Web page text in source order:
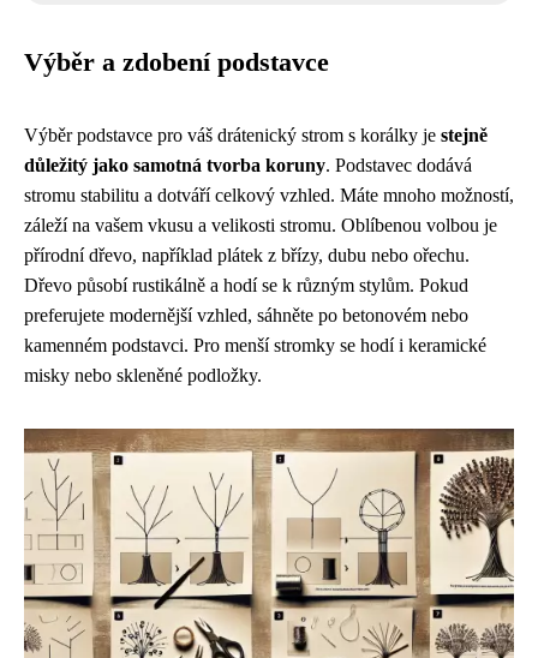
Výběr a zdobení podstavce
Výběr podstavce pro váš drátenický strom s korálky je stejně
důležitý jako samotná tvorba koruny. Podstavec dodává
stromu stabilitu a dotváří celkový vzhled. Máte mnoho možností,
záleží na vašem vkusu a velikosti stromu. Oblíbenou volbou je
přírodní dřevo, například plátek z břízy, dubu nebo ořechu.
Dřevo působí rustikálně a hodí se k různým stylům. Pokud
preferujete modernější vzhled, sáhněte po betonovém nebo
kamenném podstavci. Pro menší stromky se hodí i keramické
misky nebo skleněné podložky.